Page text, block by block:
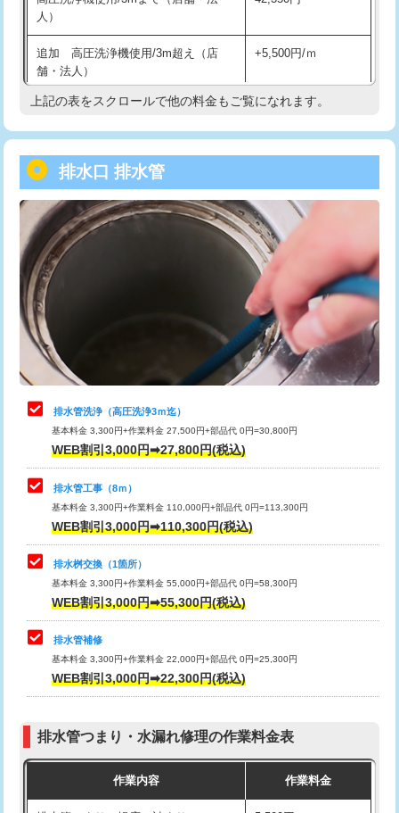
給水管工事※（土の掘削・埋め戻し作
業)
11,000円
給水管工事※（塩ビ管（VP・HI）使
用/3ｍまで)
用（追加）/3ｍ超え)
給水管工事※（ライニング鋼管・銅
管・ポリ管・HT管使用/3ｍまで)
44,000円
給水管工事※（ライニング鋼管・銅
管・ポリ管・HT管使用/3ｍ超え)
+8,800円
排水管工事（土の掘削・埋め戻し作
業）
11,000円~
排水管工事（排水管工事/3ｍまで） 55,000円
排水管工事（追加 排水管工事/3ｍ超
え）
マス交換（土の掘削・埋め戻し作業）
マス交換（深さ50㎝未満）
マス交換（深さ50㎝以上）
コンクリート斫り（厚さ10㎝まで）
コンクリート斫り（厚さ10㎝超え）
モルタル補修（厚さ10㎝まで）
モルタル補修（厚さ10㎝超え）
追加人工 16,500円
現場見積
人）
追加 高圧洗浄機使用/3m超え（店
舗・法人）
+5,500円/ｍ
高度高圧洗浄換 現地調査
トーラー機使用/3mまで
追加トーラー機使用/3m超え +3,300円
カメラ調査 33,000円
桝清掃 8,800円
止水・漏水調査・防水処理・清掃・修
理・調整・分解・加工など（軽作業）
11,000円
止水・漏水調査・防水処理・清掃・修
理・調整・分解・加工など（中作業）
22,000円
止水・漏水調査・防水処理・清掃・修
理・調整・分解・加工など（重作業）
33,000円
その他部品の脱着
交換・取付（タンク）
交換・取付(単水栓（壁付・デッキ
式）)
交換・取付(混合水栓（壁付・デッキ
式・ワンホール）)
16,500円+材料費
交換・取付(排水栓・排水トラップ
交換・取付（その他部品） 11,000円+材料費
持込商品取付（単水栓） 13,200円
持込商品取付（混合水栓） 16,500円
上記の表をスクロールで他の料金もご覧になれます。
排水口 排水管
排水管洗浄（高圧洗浄3ｍ迄）
基本料金 3,300円+作業料金 27,500円+部品代 0円=30,800円
WEB割引3,000円➡27,800円(税込)
排水管工事（8ｍ）
基本料金 3,300円+作業料金 110,000円+部品代 0円=113,300円
WEB割引3,000円➡110,300円(税込)
排水桝交換（1箇所）
基本料金 3,300円+作業料金 55,000円+部品代 0円=58,300円
WEB割引3,000円➡55,300円(税込)
排水管補修
基本料金 3,300円+作業料金 22,000円+部品代 0円=25,300円
WEB割引3,000円➡22,300円(税込)
排水管つまり・水漏れ修理の作業料金表
作業内容 作業料金